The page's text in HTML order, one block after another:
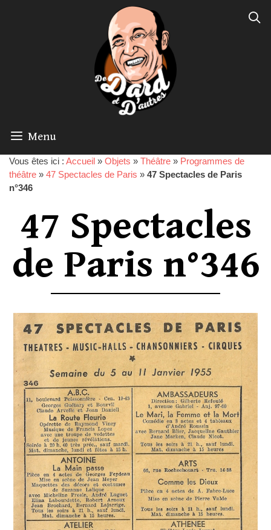
Menu
Vous êtes ici : Accueil » Objets » Théâtre » Programmes de
théâtre » 47 Spectacles de Paris » 47 Spectacles de Paris
n°346
47 Spectacles
de Paris n°346